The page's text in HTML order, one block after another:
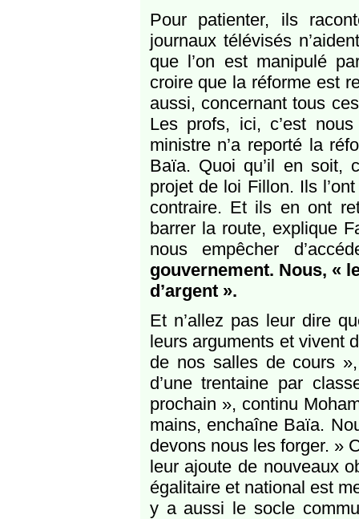
Pour patienter, ils
journaux télévisés
que l’on est manipulé
croire que la réforme est
aussi, concernant tous
Les profs, ici, c’est
ministre n’a reporté la
Baïa. Quoi qu’il en soit,
projet de loi Fillon. Ils
contraire. Et ils en ont
barrer la route, explique
nous empêcher
gouvernement. Nous, «
d’argent ».
Et n’allez pas leur dire
leurs arguments et vivent
de nos salles de cours
d’une trentaine par
prochain », continu
mains, enchaîne Baïa.
devons nous les forger. »
leur ajoute de nouveaux
égalitaire et national est
y a aussi le socle